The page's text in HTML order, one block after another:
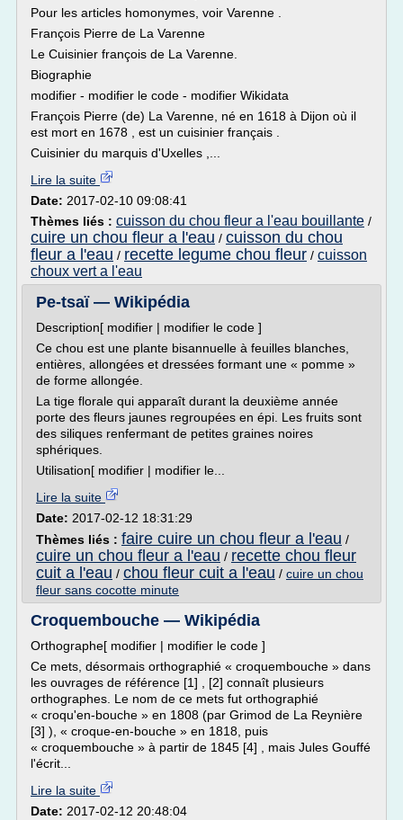
Pour les articles homonymes, voir Varenne .
François Pierre de La Varenne
Le Cuisinier françois de La Varenne.
Biographie
modifier - modifier le code - modifier Wikidata
François Pierre (de) La Varenne, né en 1618 à Dijon où il
est mort en 1678 , est un cuisinier français .
Cuisinier du marquis d'Uxelles ,...
Lire la suite
Date: 2017-02-10 09:08:41
Thèmes liés : cuisson du chou fleur a l'eau bouillante /
cuire un chou fleur a l'eau / cuisson du chou
fleur a l'eau / recette legume chou fleur / cuisson
choux vert a l'eau
Pe-tsaï — Wikipédia
Description[ modifier | modifier le code ]
Ce chou est une plante bisannuelle à feuilles blanches,
entières, allongées et dressées formant une « pomme »
de forme allongée.
La tige florale qui apparaît durant la deuxième année
porte des fleurs jaunes regroupées en épi. Les fruits sont
des siliques renfermant de petites graines noires
sphériques.
Utilisation[ modifier | modifier le...
Lire la suite
Date: 2017-02-12 18:31:29
Thèmes liés : faire cuire un chou fleur a l'eau /
cuire un chou fleur a l'eau / recette chou fleur
cuit a l'eau / chou fleur cuit a l'eau / cuire un chou
fleur sans cocotte minute
Croquembouche — Wikipédia
Orthographe[ modifier | modifier le code ]
Ce mets, désormais orthographié « croquembouche » dans
les ouvrages de référence [1] , [2] connaît plusieurs
orthographes. Le nom de ce mets fut orthographié
« croqu'en-bouche » en 1808 (par Grimod de La Reynière
[3] ), « croque-en-bouche » en 1818, puis
« croquembouche » à partir de 1845 [4] , mais Jules Gouffé
l'écrit...
Lire la suite
Date: 2017-02-12 20:48:04